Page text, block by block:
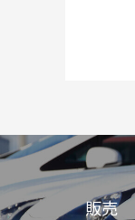
販売